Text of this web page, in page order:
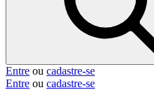
Entre ou cadastre-se
Entre ou cadastre-se